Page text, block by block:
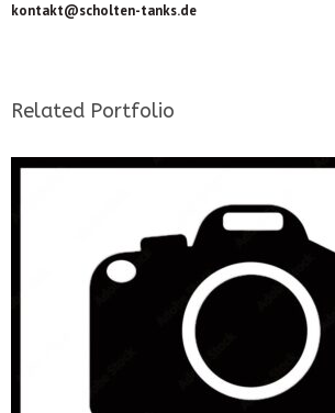
kontakt@scholten-tanks.de
Related Portfolio